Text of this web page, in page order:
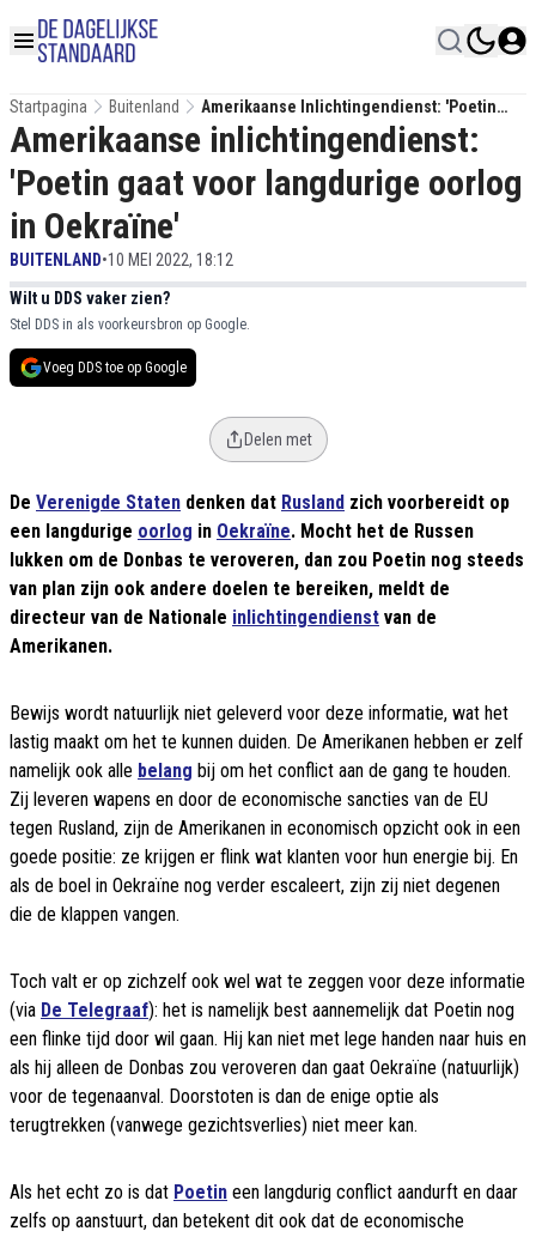
Startpagina Buitenland
Amerikaanse Inlichtingendienst: 'Poetin
Gaat Voor Langdurige Oorlog In Oekraïne'
Amerikaanse inlichtingendienst:
'Poetin gaat voor langdurige oorlog
in Oekraïne'
BUITENLAND•10 MEI 2022, 18:12
Wilt u DDS vaker zien?
Stel DDS in als voorkeursbron op Google.
Voeg DDS toe op Google
Delen met
De Verenigde Staten denken dat Rusland zich voorbereidt op
een langdurige oorlog in Oekraïne. Mocht het de Russen
lukken om de Donbas te veroveren, dan zou Poetin nog steeds
van plan zijn ook andere doelen te bereiken, meldt de
directeur van de Nationale inlichtingendienst van de
Amerikanen.
Bewijs wordt natuurlijk niet geleverd voor deze informatie, wat het
lastig maakt om het te kunnen duiden. De Amerikanen hebben er zelf
namelijk ook alle belang bij om het conflict aan de gang te houden.
Zij leveren wapens en door de economische sancties van de EU
tegen Rusland, zijn de Amerikanen in economisch opzicht ook in een
goede positie: ze krijgen er flink wat klanten voor hun energie bij. En
als de boel in Oekraïne nog verder escaleert, zijn zij niet degenen
die de klappen vangen.
Toch valt er op zichzelf ook wel wat te zeggen voor deze informatie
(via De Telegraaf): het is namelijk best aannemelijk dat Poetin nog
een flinke tijd door wil gaan. Hij kan niet met lege handen naar huis en
als hij alleen de Donbas zou veroveren dan gaat Oekraïne (natuurlijk)
voor de tegenaanval. Doorstoten is dan de enige optie als
terugtrekken (vanwege gezichtsverlies) niet meer kan.
Als het echt zo is dat Poetin een langdurig conflict aandurft en daar
zelfs op aanstuurt, dan betekent dit ook dat de economische